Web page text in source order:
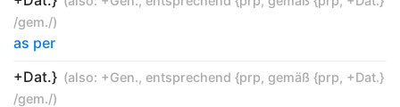
/gem./)
as per
+Dat.} (also: +Gen., entsprechend {prp, gemäß {prp, +Dat.}
/gem./)